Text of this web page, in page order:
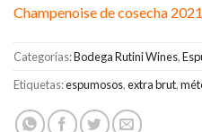
Champenoise de cosecha
Categorías:Bodega Rutini Wines,
Etiquetas:espumosos,extra brut,